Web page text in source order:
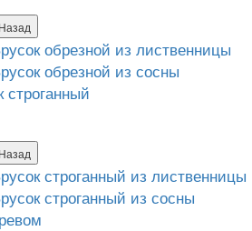
Назад
обрезной из лиственницы
обрезной из сосны
строганный
Назад
строганный из лиственницы
строганный из сосны